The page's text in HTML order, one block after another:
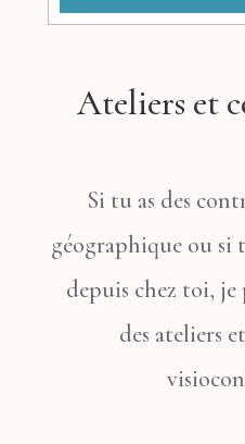
Ateliers et
Si tu as des
géographique ou si
depuis chez toi, je
des ateliers